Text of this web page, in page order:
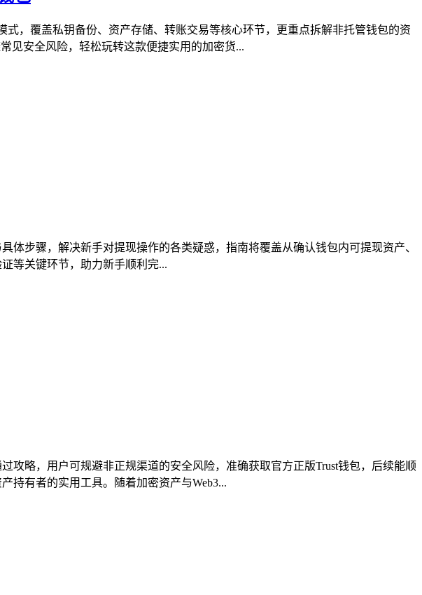
，覆盖私钥备份、资产存储、转账交易等核心环节，更重点拆解非托管钱包的资
见安全风险，轻松玩转这款便捷实用的加密货...
体步骤，解决新手对提现操作的各类疑惑，指南将覆盖从确认钱包内可提现资产、
等关键环节，助力新手顺利完...
攻略，用户可规避非正规渠道的安全风险，准确获取官方正版Trust钱包，后续能顺
持有者的实用工具。随着加密资产与Web3...